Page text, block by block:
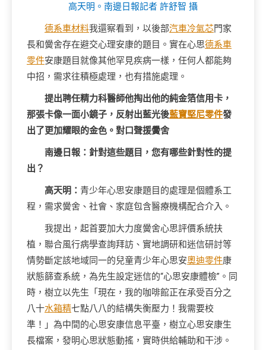
高天明。南邊日報記者 許舒智 攝
德系車材料我還察看到，以後部汽車冷氣芯門家
長和黌舍存在避交心理安康的題目。實在心思德系車
零件安康題目就像其他罕見疾病一樣，任何人都能夠
中招，需求往積極處理，也有措施處理。
提出聘任精力科醫師他掏出他的純金箔信用卡，
那張卡像一面小鏡子，反射出藍光後藍寶堅尼零件發
出了更加耀眼的金色。對口聲援黌舍
南邊日報：針對這些題目，您有哪些針對性的提
出？
高天明： 青少年心思安康題目的處理是個體系工
程，需求黌舍、社會、家庭包含醫療機構配合介入。
我提出，起首要加大力度黌舍心思評價系統扶
植，聯合風行病學查詢拜訪、實地調研和迷信研討等
情勢斷定該地域同一的兒童青少年心思安奧迪零件康
狀態篩查系統，為先生設定迷信的“心思安康體檢”。同
時，樹立以先生「現在，我的咖啡館正在承受百分之
八十水箱精七點八八的結構失衡壓力！我需要校
準！」為中間的心思安康信息平臺，樹立心思安康生
長檔案，發明心思狀態動搖，實時供給輔助和干涉。